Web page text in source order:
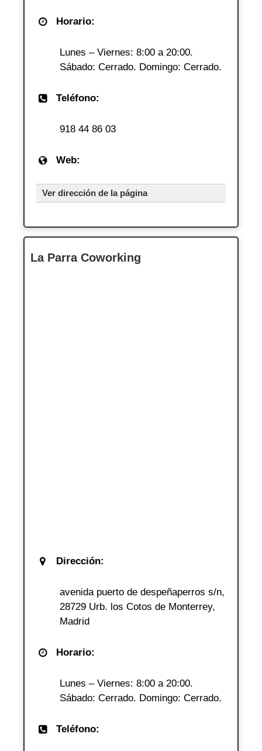
Horario:
Lunes – Viernes: 8:00 a 20:00.
Sábado: Cerrado. Domingo: Cerrado.
Teléfono:
918 44 86 03
Web:
Ver dirección de la página
La Parra Coworking
Dirección:
avenida puerto de despeñaperros s/n,
28729 Urb. los Cotos de Monterrey,
Madrid
Horario:
Lunes – Viernes: 8:00 a 20:00.
Sábado: Cerrado. Domingo: Cerrado.
Teléfono: